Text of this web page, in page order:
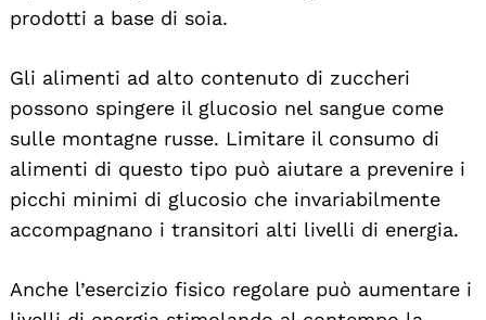
prodotti a base di soia.
Gli alimenti ad alto contenuto di zuccheri
possono spingere il glucosio nel sangue come
sulle montagne russe. Limitare il consumo di
alimenti di questo tipo può aiutare a prevenire i
picchi minimi di glucosio che invariabilmente
accompagnano i transitori alti livelli di energia.
Anche l’esercizio fisico regolare può aumentare i